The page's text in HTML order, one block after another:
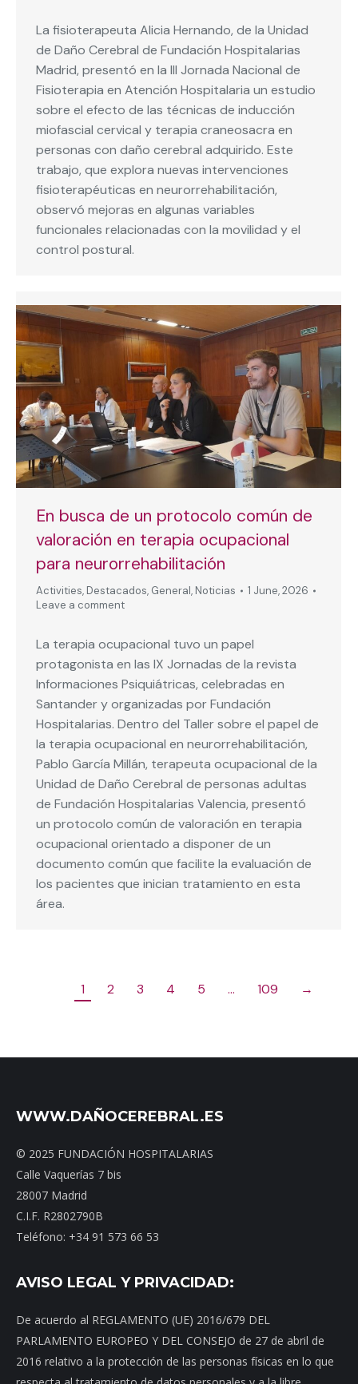
La fisioterapeuta Alicia Hernando, de la Unidad
de Daño Cerebral de Fundación Hospitalarias
Madrid, presentó en la III Jornada Nacional de
Fisioterapia en Atención Hospitalaria un estudio
sobre el efecto de las técnicas de inducción
miofascial cervical y terapia craneosacra en
personas con daño cerebral adquirido. Este
trabajo, que explora nuevas intervenciones
fisioterapéuticas en neurorrehabilitación,
observó mejoras en algunas variables
funcionales relacionadas con la movilidad y el
control postural.
En busca de un protocolo común de
valoración en terapia ocupacional
para neurorrehabilitación
Activities, Destacados, General, Noticias
1 June, 2026
Leave a comment
La terapia ocupacional tuvo un papel
protagonista en las IX Jornadas de la revista
Informaciones Psiquiátricas, celebradas en
Santander y organizadas por Fundación
Hospitalarias. Dentro del Taller sobre el papel de
la terapia ocupacional en neurorrehabilitación,
Pablo García Millán, terapeuta ocupacional de la
Unidad de Daño Cerebral de personas adultas
de Fundación Hospitalarias Valencia, presentó
un protocolo común de valoración en terapia
ocupacional orientado a disponer de un
documento común que facilite la evaluación de
los pacientes que inician tratamiento en esta
área.
1 2 3 4 5 … 109 →
WWW.DAÑOCEREBRAL.ES
© 2025 FUNDACIÓN HOSPITALARIAS
Calle Vaquerías 7 bis
28007 Madrid
C.I.F. R2802790B
Teléfono: +34 91 573 66 53
AVISO LEGAL Y PRIVACIDAD:
De acuerdo al REGLAMENTO (UE) 2016/679 DEL
PARLAMENTO EUROPEO Y DEL CONSEJO de 27 de abril de
2016 relativo a la protección de las personas físicas en lo que